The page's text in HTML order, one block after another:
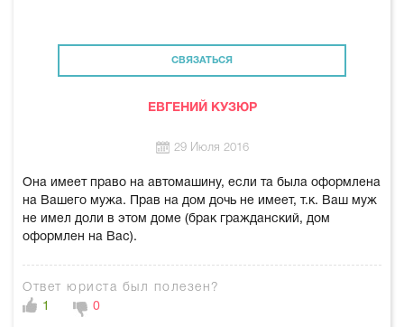
СВЯЗАТЬСЯ
ЕВГЕНИЙ КУЗЮР
29 Июля 2016
Она имеет право на автомашину, если та была оформлена
на Вашего мужа. Прав на дом дочь не имеет, т.к. Ваш муж
не имел доли в этом доме (брак гражданский, дом
оформлен на Вас).
Ответ юриста был полезен?
1
0